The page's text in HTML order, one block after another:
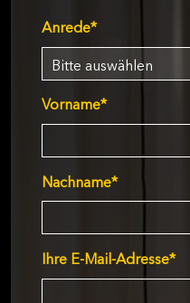
Anrede*
Vorname*
Nachname*
Ihre E-Mail-Adresse*